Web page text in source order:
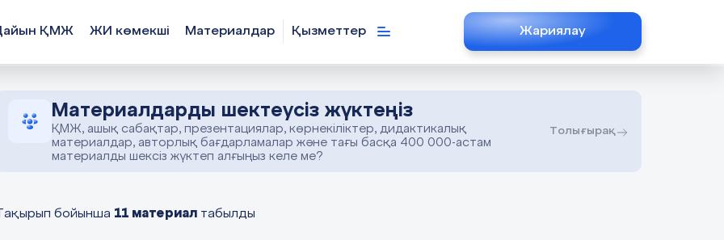
ҚМЖ ЖИ көмекші Материалдар Қызметтер Жариялау
Материалдарды шектеусіз жүктеңіз
ҚМЖ, ашық сабақтар, презентациялар, көрнекіліктер, дидактикалық
материалдар, авторлық бағдарламалар және тағы басқа 400 000-астам
материалды шексіз жүктеп алғыңыз келе ме?
Толығырақ
Тақырып бойынша 11 материал табылды